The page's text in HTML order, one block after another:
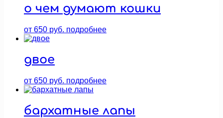
о чем думают кошки
от 650 руб. подробнее
двое
от 650 руб. подробнее
бархатные лапы